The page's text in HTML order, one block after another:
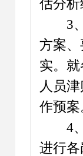
估分析
3、
方案
实。
人员
作预案
4、
进行